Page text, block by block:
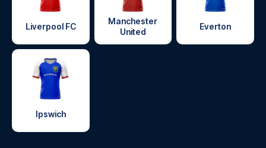
Liverpool FC
Manchester
United
Everton
Ipswich